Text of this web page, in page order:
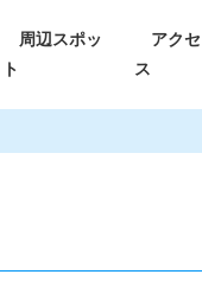
周辺スポッ
ト
アクセ
ス